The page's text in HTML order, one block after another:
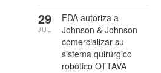
FDA autoriza a
Johnson & Johnson
comercializar su
sistema quirúrgico
robótico OTTAVA
29
JUL